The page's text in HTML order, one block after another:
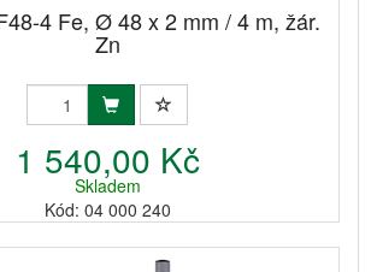
4 Fe, Ø 48 x 2 mm / 4 m, žár.
Zn
1 540,00 Kč
Skladem
Kód: 04 000 240